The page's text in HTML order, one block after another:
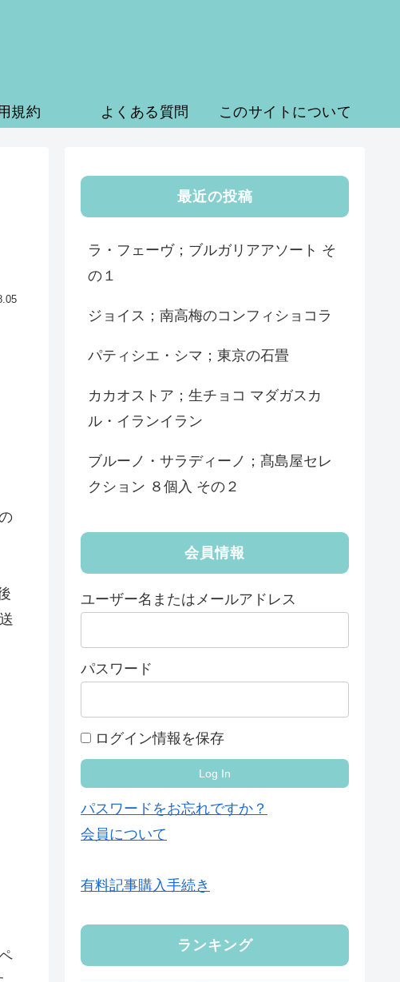
規約 よくある質問 このサイトについて
最近の投稿
ラ・フェーヴ；ブルガリアアソート そ
の１
ジョイス；南高梅のコンフィショコラ
パティシエ・シマ；東京の石畳
カカオストア；生チョコ マダガスカ
ル・イランイラン
ブルーノ・サラディーノ；髙島屋セレ
クション ８個入 その２
会員情報
ユーザー名またはメールアドレス
パスワード
ログイン情報を保存
パスワードをお忘れですか？
会員について
有料記事購入手続き
ランキング